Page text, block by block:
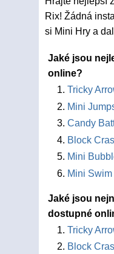
Rix! Žádná
si Mini Hry a
Jaké jsou
online?
Tricky
Mini
Candy
Block
Mini
Mini Swim
Jaké jsou
dostupné
Tricky
Block